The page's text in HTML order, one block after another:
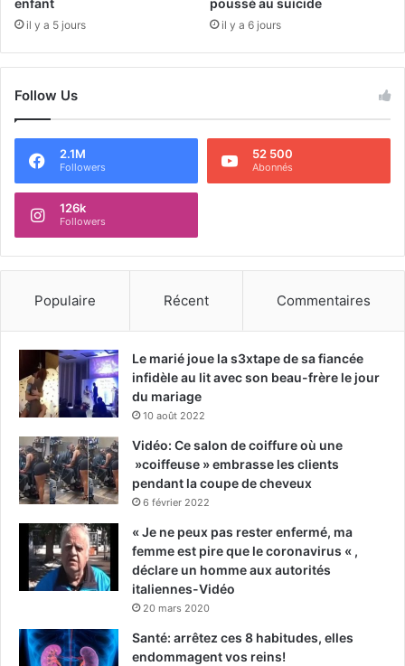
enfant
il y a 5 jours
poussé au suicide
il y a 6 jours
Follow Us
2.1M
Followers
52 500
Abonnés
126k
Followers
Populaire Récent Commentaires
Le marié joue la s3xtape de sa fiancée
infidèle au lit avec son beau-frère le jour
du mariage
10 août 2022
Vidéo: Ce salon de coiffure où une
»coiffeuse » embrasse les clients
pendant la coupe de cheveux
6 février 2022
« Je ne peux pas rester enfermé, ma
femme est pire que le coronavirus « ,
déclare un homme aux autorités
italiennes-Vidéo
20 mars 2020
Santé: arrêtez ces 8 habitudes, elles
endommagent vos reins!